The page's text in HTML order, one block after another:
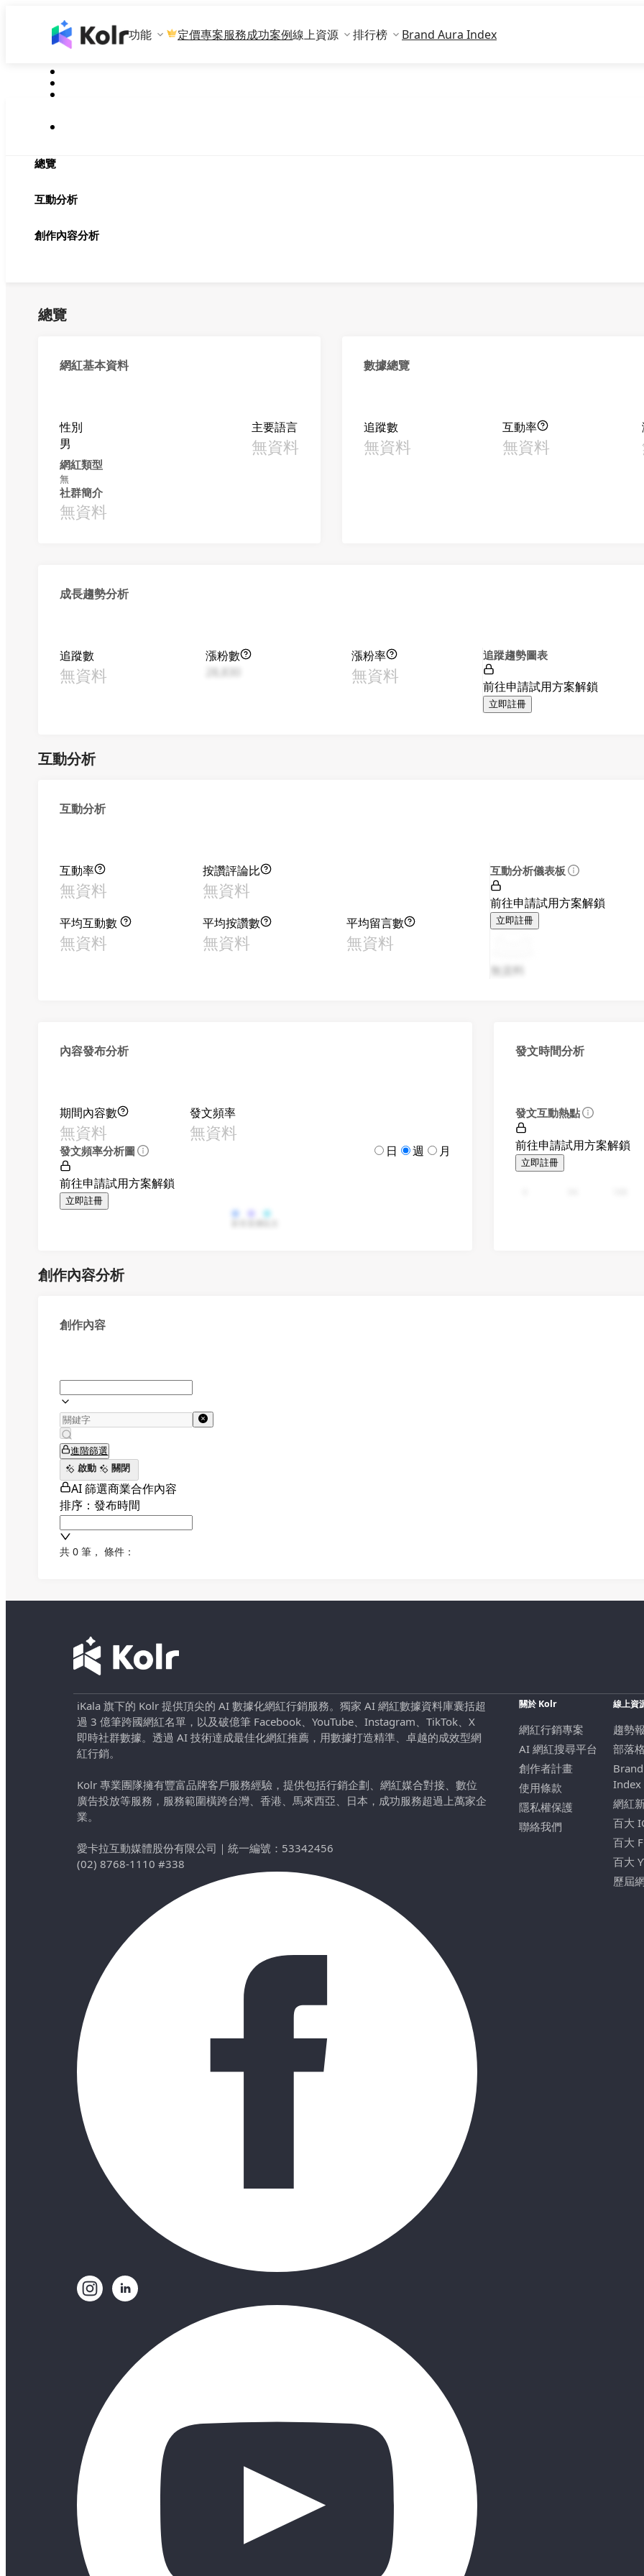
功能 定價專案服務成功案例線上資源 排行榜 Brand Aura Index
總覽
互動分析
創作內容分析
總覽
網紅基本資料
性別
男
主要語言
無資料
網紅類型
無
社群簡介
無資料
數據總覽
追蹤數
無資料
互動率
無資料
成長趨勢分析
追蹤數
無資料
漲粉數
漲粉率
無資料
追蹤趨勢圖表
前往申請試用方案解鎖
立即註冊
互動分析
互動分析
互動率
無資料
按讚評論比
無資料
平均互動數
無資料
平均按讚數
無資料
平均留言數
無資料
互動分析儀表板
前往申請試用方案解鎖
立即註冊
無資料
內容發布分析
期間內容數
無資料
發文頻率
無資料
發文頻率分析圖 日 週 月
前往申請試用方案解鎖
立即註冊
發文時間分析
發文互動熱點
前往申請試用方案解鎖
立即註冊
創作內容分析
創作內容
進階篩選
啟動
關閉
AI 篩選商業合作內容
排序：發布時間
共 0 筆 ， 條件：
iKala 旗下的 Kolr 提供頂尖的 AI 數據化網紅行銷服務。獨家 AI 網紅數據資料庫囊括超
過 3 億筆跨國網紅名單，以及破億筆 Facebook、YouTube、Instagram、TikTok、X
即時社群數據。透過 AI 技術達成最佳化網紅推薦，用數據打造精準、卓越的成效型網
紅行銷。
Kolr 專業團隊擁有豐富品牌客戶服務經驗，提供包括行銷企劃、網紅媒合對接、數位
廣告投放等服務，服務範圍橫跨台灣、香港、馬來西亞、日本，成功服務超過上萬家企
業。
愛卡拉互動媒體股份有限公司 ｜ 統一編號：53342456
(02) 8768-1110 #338
關於 Kolr
網紅行銷專案
AI 網紅搜尋平台
創作者計畫
使用條款
隱私權保護
聯絡我們
線上資
趨勢
部落格
Index
網紅
百大
百大
百大
歷屆